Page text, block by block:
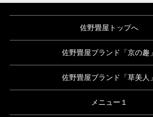
佐野畳屋トップへ
佐野畳屋ブランド「京の趣」
佐野畳屋ブランド「草美人」
メニュー１